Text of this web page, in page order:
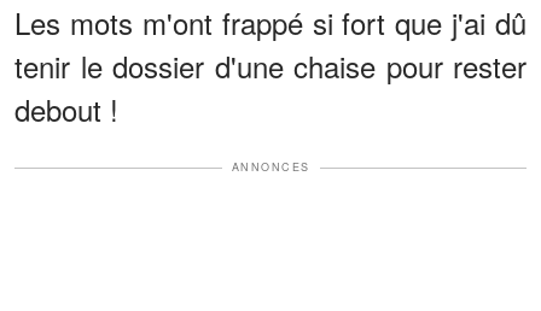
Les mots m'ont frappé si fort que j'ai dû
tenir le dossier d'une chaise pour rester
debout !
ANNONCES